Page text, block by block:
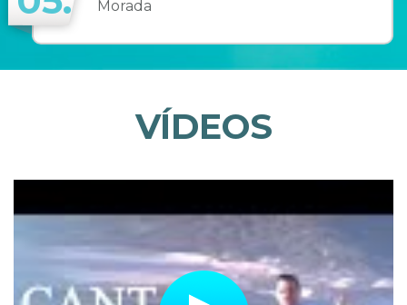
Morada
VÍDEOS